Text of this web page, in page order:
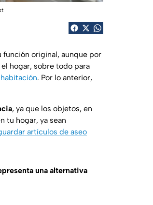
función original, aunque por
hogar, sobre todo para
. Por lo anterior,
, ya que los objetos, en
tu hogar, ya sean
artículos de aseo
una alternativa